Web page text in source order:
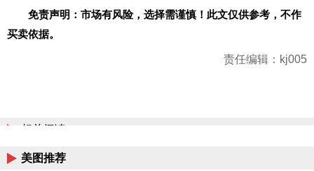
免责声明：市场有风险，选择需谨慎！此文仅供参考，不作
买卖依据。
责任编辑：kj005
相关阅读
美图推荐